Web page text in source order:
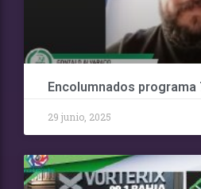
Encolumnados programa
29 junio, 2025